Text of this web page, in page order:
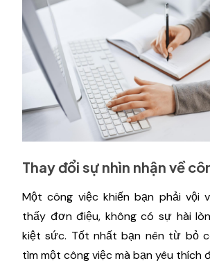
Thay đổi sự nhìn nhận về
Một công việc khiến bạn phải vội
thấy đơn điệu, không có sự hài
kiệt sức. Tốt nhất bạn nên từ bỏ
tìm một công việc mà bạn yêu thích